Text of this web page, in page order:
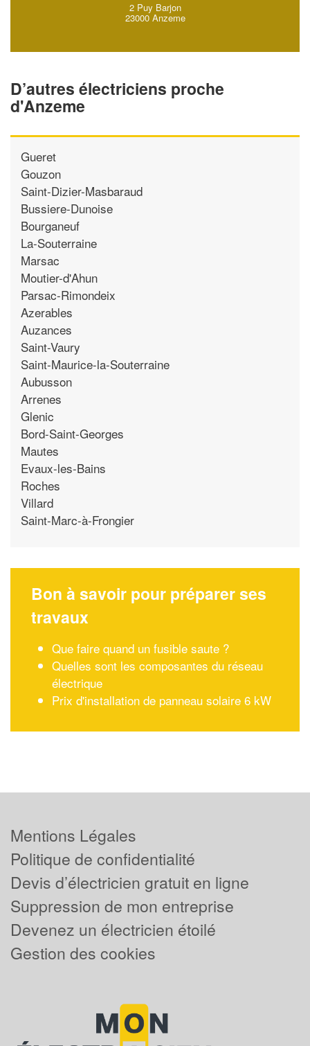
2 Puy Barjon
23000 Anzeme
D’autres électriciens proche
d'Anzeme
Gueret
Gouzon
Saint-Dizier-Masbaraud
Bussiere-Dunoise
Bourganeuf
La-Souterraine
Marsac
Moutier-d'Ahun
Parsac-Rimondeix
Azerables
Auzances
Saint-Vaury
Saint-Maurice-la-Souterraine
Aubusson
Arrenes
Glenic
Bord-Saint-Georges
Mautes
Evaux-les-Bains
Roches
Villard
Saint-Marc-à-Frongier
Bon à savoir pour préparer ses
travaux
Que faire quand un fusible saute ?
Quelles sont les composantes du réseau
électrique
Prix d'installation de panneau solaire 6 kW
Mentions Légales
Politique de confidentialité
Devis d’électricien gratuit en ligne
Suppression de mon entreprise
Devenez un électricien étoilé
Gestion des cookies